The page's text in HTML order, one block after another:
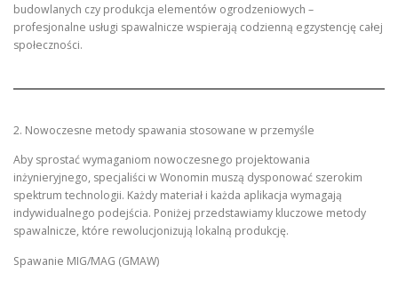
budowlanych czy produkcja elementów ogrodzeniowych –
profesjonalne usługi spawalnicze wspierają codzienną egzystencję całej
społeczności.
2. Nowoczesne metody spawania stosowane w przemyśle
Aby sprostać wymaganiom nowoczesnego projektowania
inżynieryjnego, specjaliści w Wonomin muszą dysponować szerokim
spektrum technologii. Każdy materiał i każda aplikacja wymagają
indywidualnego podejścia. Poniżej przedstawiamy kluczowe metody
spawalnicze, które rewolucjonizują lokalną produkcję.
Spawanie MIG/MAG (GMAW)